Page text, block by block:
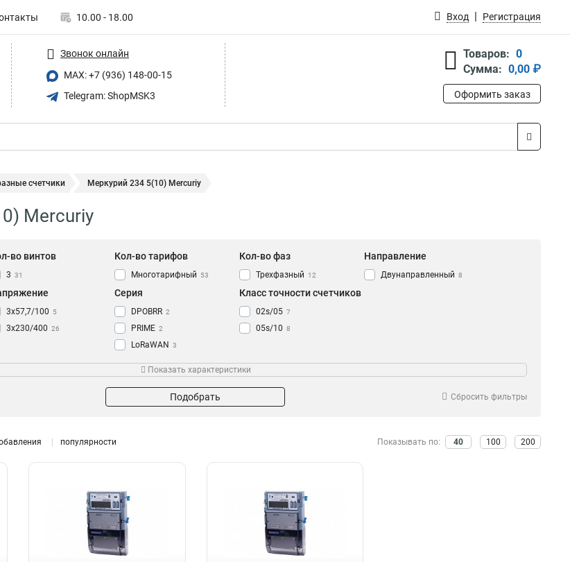
10.00 - 18.00 Вход Регистрация
Звонок онлайн
MAX: +7 (936) 148-00-15
Telegram: ShopMSK3
Товаров: 0
Сумма: 0,00 ₽
Оформить заказ
счетчики Меркурий 234 5(10) Mercuriy
Mercuriy
во винтов
3 31
Кол-во тарифов
Многотарифный 53
Кол-во фаз
Трехфазный 12
Направление
Двунаправленный 8
3x57,7/100 5
3x230/400 26
Серия
DPOBRR 2
PRIME 2
LoRaWAN 3
DPBRG5 3
DUAL 3
PLСII 4
Класс точности счетчиков
02s/05 7
05s/10 8
Показать характеристики
Подобрать Сбросить фильтры
популярности Показывать по: 40 100 200